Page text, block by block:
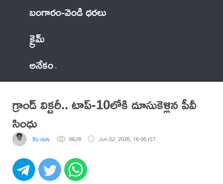
బంగారం-వెండి ధరలు
క్రైమ్
అనేకం
గ్రాండ్ విక్టరీ.. టాప్‌-10లోకి దూసుకెళ్లిన పీవీ
సింధు
By vijay 6628 Jun 02, 2026, 16:06 IST